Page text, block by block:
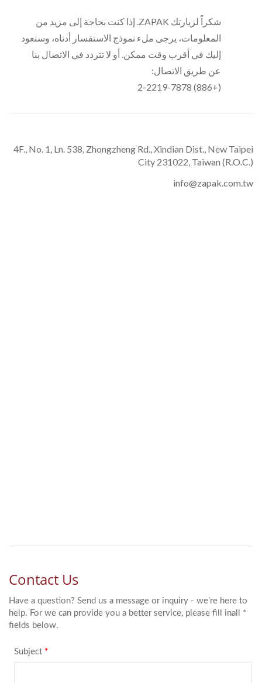
شكراً لزيارتك ZAPAK. إذا كنت بحاجة إلى مزيد من
المعلومات، يرجى ملء نموذج الاستفسار أدناه، وسنعود
إليك في أقرب وقت ممكن. أو لا تتردد في الاتصال بنا
عن طريق الاتصال:
(+886) 2-2219-7878
4F., No. 1, Ln. 538, Zhongzheng Rd., Xindian Dist., New Taipei
City 231022, Taiwan (R.O.C.)
info@zapak.com.tw